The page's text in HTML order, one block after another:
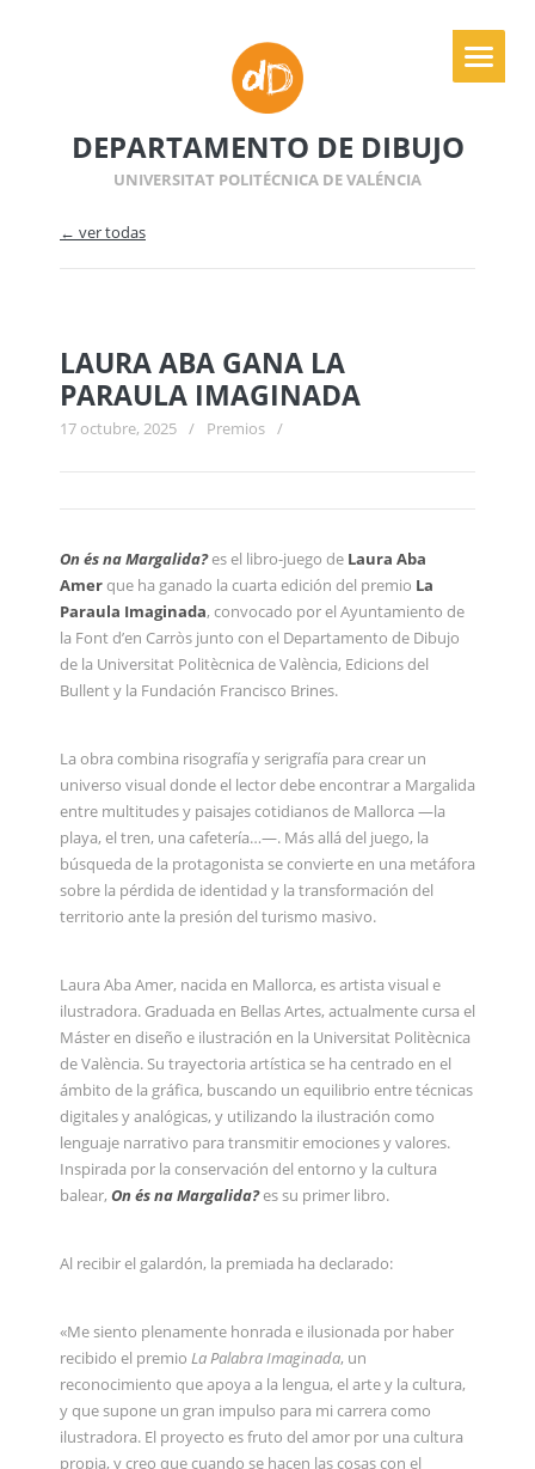
DEPARTAMENTO DE DIBUJO
UNIVERSITAT POLITÉCNICA DE VALÉNCIA
← ver todas
LAURA ABA GANA LA
PARAULA IMAGINADA
17 octubre, 2025 / Premios /
On és na Margalida?es el libro-juego de Laura Aba
Amerque ha ganado la cuarta edición del premio La
Paraula Imaginada, convocado por el Ayuntamiento de
la Font d’en Carròs junto con el Departamento de Dibujo
de la Universitat Politècnica de València, Edicions del
Bullent y la Fundación Francisco Brines.
La obra combina risografía y serigrafía para crear un
universo visual donde el lector debe encontrar a Margalida
entre multitudes y paisajes cotidianos de Mallorca —la
playa, el tren, una cafetería…—. Más allá del juego, la
búsqueda de la protagonista se convierte en una metáfora
sobre la pérdida de identidad y la transformación del
territorio ante la presión del turismo masivo.
Laura Aba Amer, nacida en Mallorca, es artista visual e
ilustradora. Graduada en Bellas Artes, actualmente cursa el
Máster en diseño e ilustración en la Universitat Politècnica
de València. Su trayectoria artística se ha centrado en el
ámbito de la gráfica, buscando un equilibrio entre técnicas
digitales y analógicas, y utilizando la ilustración como
lenguaje narrativo para transmitir emociones y valores.
Inspirada por la conservación del entorno y la cultura
balear, On és na Margalida?es su primer libro.
Al recibir el galardón, la premiada ha declarado:
«Me siento plenamente honrada e ilusionada por haber
recibido el premio La Palabra Imaginada, un
reconocimiento que apoya a la lengua, el arte y la cultura,
y que supone un gran impulso para mi carrera como
ilustradora. El proyecto es fruto del amor por una cultura
propia, y creo que cuando se hacen las cosas con el